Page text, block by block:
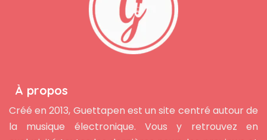
À propos
Créé en 2013, Guettapen est un site centré autour de
la musique électronique. Vous y retrouvez en